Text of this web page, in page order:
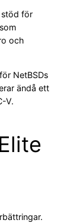
stöd för
och
NetBSDs
ändå ett
V.